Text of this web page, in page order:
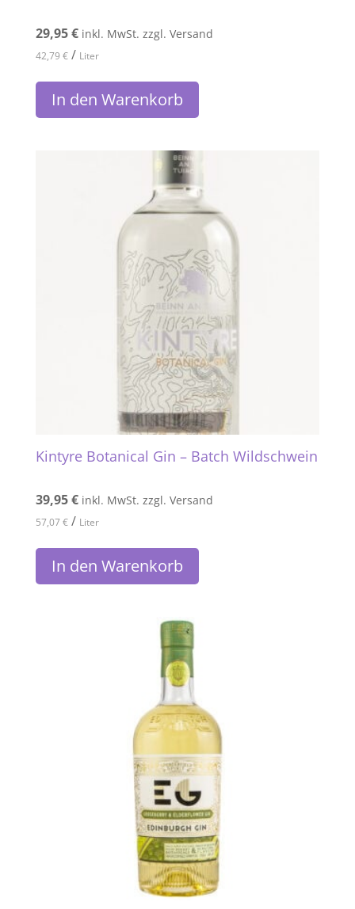
29,95€ inkl. MwSt. zzgl. Versand
42,79 €/ Liter
In den Warenkorb
Kintyre Botanical Gin – Batch Wildschwein
39,95€ inkl. MwSt. zzgl. Versand
57,07€/ Liter
In den Warenkorb